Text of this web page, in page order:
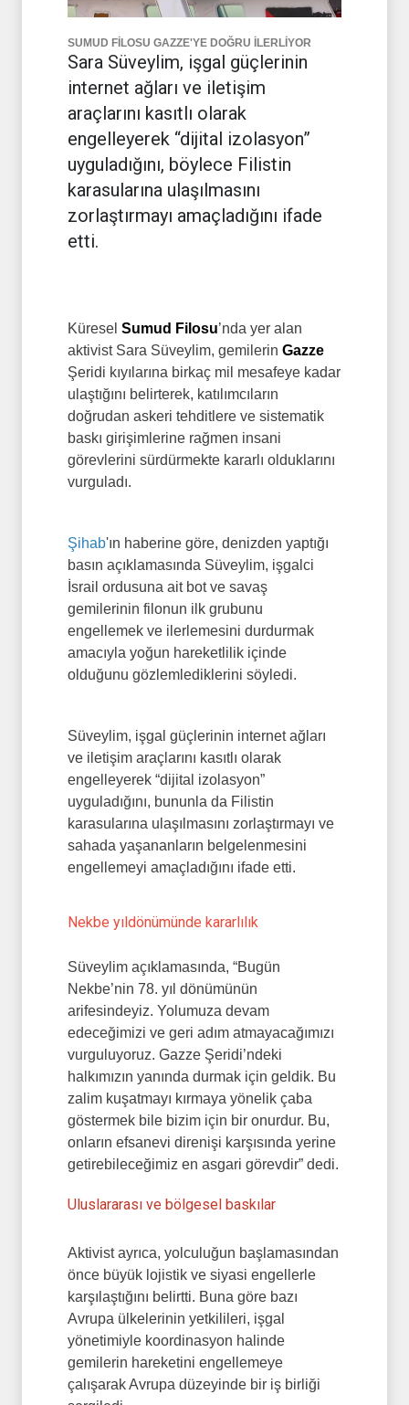
SUMUD FİLOSU GAZZE'YE DOĞRU İLERLİYOR
Sara Süveylim, işgal güçlerinin
internet ağları ve iletişim
araçlarını kasıtlı olarak
engelleyerek “dijital izolasyon”
uyguladığını, böylece Filistin
karasularına ulaşılmasını
zorlaştırmayı amaçladığını ifade
etti.
Küresel Sumud Filosu’nda yer alan
aktivist Sara Süveylim, gemilerin Gazze
Şeridi kıyılarına birkaç mil mesafeye kadar
ulaştığını belirterek, katılımcıların
doğrudan askeri tehditlere ve sistematik
baskı girişimlerine rağmen insani
görevlerini sürdürmekte kararlı olduklarını
vurguladı.
Şihab'ın haberine göre, denizden yaptığı
basın açıklamasında Süveylim, işgalci
İsrail ordusuna ait bot ve savaş
gemilerinin filonun ilk grubunu
engellemek ve ilerlemesini durdurmak
amacıyla yoğun hareketlilik içinde
olduğunu gözlemlediklerini söyledi.
Süveylim, işgal güçlerinin internet ağları
ve iletişim araçlarını kasıtlı olarak
engelleyerek “dijital izolasyon”
uyguladığını, bununla da Filistin
karasularına ulaşılmasını zorlaştırmayı ve
sahada yaşananların belgelenmesini
engellemeyi amaçladığını ifade etti.
Nekbe yıldönümünde kararlılık
Süveylim açıklamasında, “Bugün
Nekbe’nin 78. yıl dönümünün
arifesindeyiz. Yolumuza devam
edeceğimizi ve geri adım atmayacağımızı
vurguluyoruz. Gazze Şeridi’ndeki
halkımızın yanında durmak için geldik. Bu
zalim kuşatmayı kırmaya yönelik çaba
göstermek bile bizim için bir onurdur. Bu,
onların efsanevi direnişi karşısında yerine
getirebileceğimiz en asgari görevdir” dedi.
Uluslararası ve bölgesel baskılar
Aktivist ayrıca, yolculuğun başlamasından
önce büyük lojistik ve siyasi engellerle
karşılaştığını belirtti. Buna göre bazı
Avrupa ülkelerinin yetkilileri, işgal
yönetimiyle koordinasyon halinde
gemilerin hareketini engellemeye
çalışarak Avrupa düzeyinde bir iş birliği